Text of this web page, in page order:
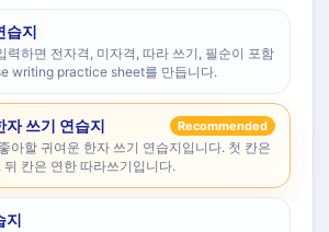
습지
력하면 전자격, 미자격, 따라 쓰기, 필순이 포함
writing practice sheet를 만듭니다.
자 쓰기 연습지 Recommended
아할 귀여운 한자 쓰기 연습지입니다. 첫 칸은
뒤 칸은 연한 따라쓰기입니다.
지